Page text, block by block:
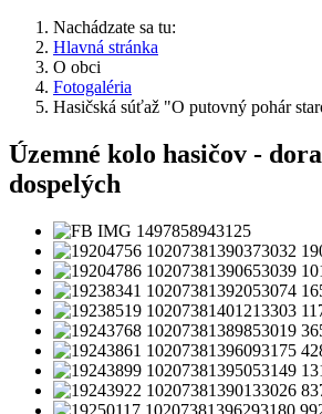
Nachádzate sa tu:
Hlavná stránka
O obci
Fotogaléria
Hasičská súťaž "O putovný pohár
Územné kolo hasičov -
dospelých